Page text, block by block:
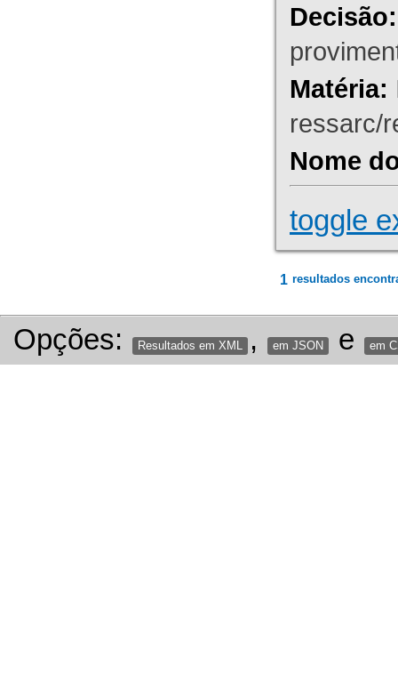
Decisão:
Matéria:
ressarc/
Nome
toggle
1 resultados
Opções: Resultados em XML , em JSON e em